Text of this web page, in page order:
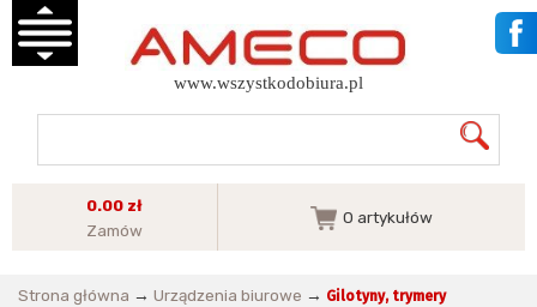
www.wszystkodobiura.pl
0.00 zł
Zamów
0 artykułów
Strona główna → Urządzenia biurowe → Gilotyny, trymery